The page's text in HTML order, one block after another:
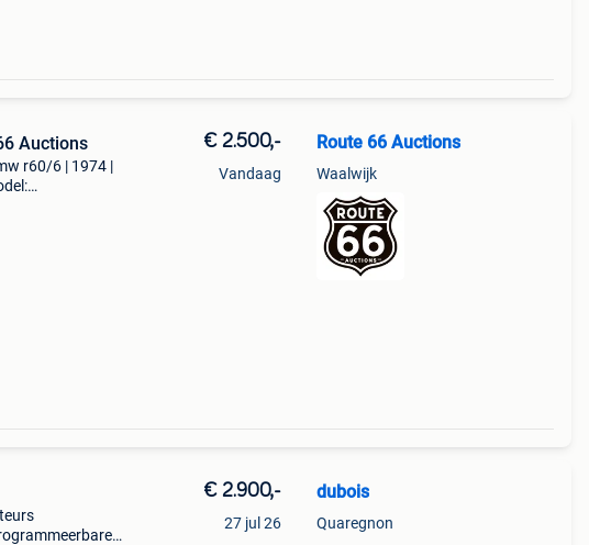
Auctions
r60/6 | 1974 |
€ 2.500,-
Vandaag
Route 66 Auctions
Waalwijk
€ 2.900,-
27 jul 26
dubois
Quaregnon